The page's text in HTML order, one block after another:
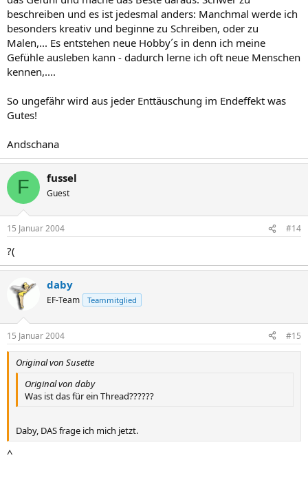
beschreiben und es ist jedesmal anders: Manchmal werde ich
besonders kreativ und beginne zu Schreiben, oder zu
Malen,... Es entstehen neue Hobby´s in denn ich meine
Gefühle ausleben kann - dadurch lerne ich oft neue Menschen
kennen,....
So ungefähr wird aus jeder Enttäuschung im Endeffekt was
Gutes!
Andschana
F fussel
Guest
15 Januar 2004 #14
?(
daby
EF-Team Teammitglied
15 Januar 2004 #15
Original von Susette
Original von daby
Was ist das für ein Thread??????
Daby, DAS frage ich mich jetzt.
^